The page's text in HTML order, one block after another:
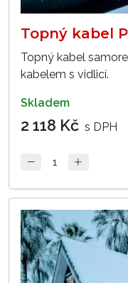
Topný kabel
Topný kabel
kabelem s vidlicí.
skladem
2 118 Kč s DPH